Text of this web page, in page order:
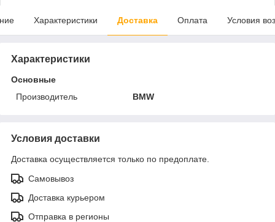
Характеристики Доставка Оплата Условия
Характеристики
Основные
Производитель
BMW
Условия доставки
Доставка осуществляется только по предоплате.
Самовывоз
Доставка курьером
Отправка в регионы